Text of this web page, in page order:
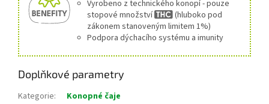
Vyrobeno z technického konopí - pouze
stopové množství
(hluboko pod
zákonem stanoveným limitem 1%)
Podpora dýchacího systému a imunity
Doplňkové parametry
Kategorie:
Konopné čaje